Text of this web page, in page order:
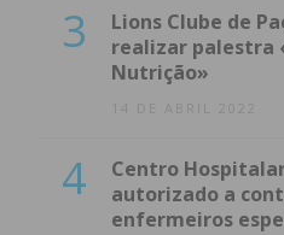
3
Lions Clube de
realizar palestra
Nutrição»
14 DE ABRIL 2022
4
Centro
autorizado a
enfermeiros